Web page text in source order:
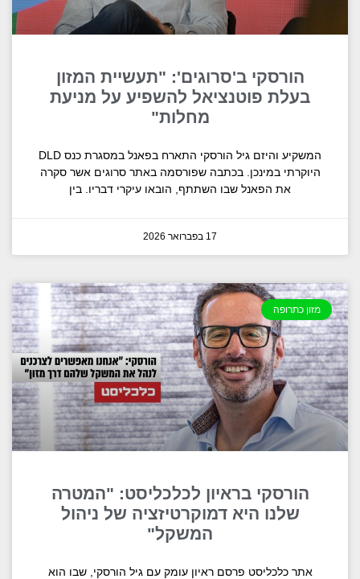
הורסקי ב'סרוגים': "תעשיית המזון
בעלת פוטנציאל להשפיע על מניעת
מחלות"
המשקיע והיזם גיל הורסקי התארח בפאנל במסגרת כנס DLD
היוקרתי במינכן. בכתבה שפורסמה באתר סרוגים אשר סקרה
את הפאנל שבו השתתף, הובאו עיקרי דבריו. בין
17 בפברואר 2026
מזון כתרופה
הורסקי בראיון לכלכליסט: "המטרה
שלנו היא דמוקרטיזציה של ניהול
המשקל"
אתר כלכליסט פרסם ראיון עומק עם גיל הורסקי, שבו הוא